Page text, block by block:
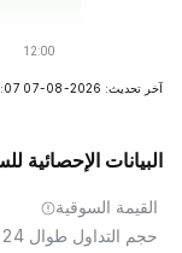
آخر تحديث: 2026-08-07 14:17:07
البيانات الإحصائية
القيمة السوقية
حجم التداول طوال 24 ساعة